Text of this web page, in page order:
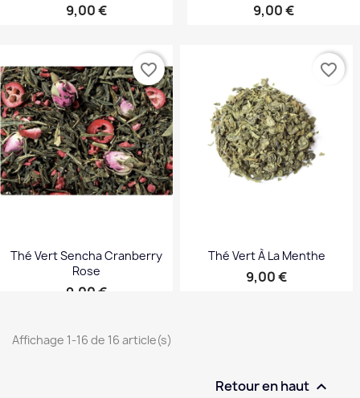
Prix
9,00 € Prix
9,00 €
Thé Vert Sencha Cranberry
Rose
Prix
9,00 €
favorite_border
Thé Vert À La Menthe
Prix
9,00 €
favorite_border
Affichage 1-16 de 16 article(s)
Retour en haut 